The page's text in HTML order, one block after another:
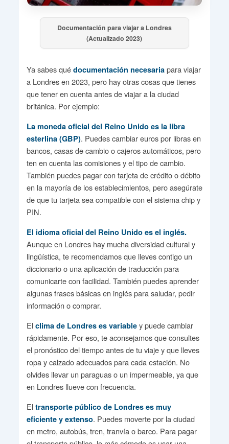
Documentación para viajar a Londres
(Actualizado 2023)
Ya sabes qué documentación necesariapara viajar
a Londres en 2023, pero hay otras cosas que tienes
que tener en cuenta antes de viajar a la ciudad
británica. Por ejemplo:
La moneda oficial del Reino Unido es la libra
esterlina (GBP). Puedes cambiar euros por libras en
bancos, casas de cambio o cajeros automáticos, pero
ten en cuenta las comisiones y el tipo de cambio.
También puedes pagar con tarjeta de crédito o débito
en la mayoría de los establecimientos, pero asegúrate
de que tu tarjeta sea compatible con el sistema chip y
PIN.
El idioma oficial del Reino Unido es el inglés.
Aunque en Londres hay mucha diversidad cultural y
lingüística, te recomendamos que lleves contigo un
diccionario o una aplicación de traducción para
comunicarte con facilidad. También puedes aprender
algunas frases básicas en inglés para saludar, pedir
información o comprar.
El clima de Londres es variabley puede cambiar
rápidamente. Por eso, te aconsejamos que consultes
el pronóstico del tiempo antes de tu viaje y que lleves
ropa y calzado adecuados para cada estación. No
olvides llevar un paraguas o un impermeable, ya que
en Londres llueve con frecuencia.
El transporte público de Londres es muy
eficiente y extenso. Puedes moverte por la ciudad
en metro, autobús, tren, tranvía o barco. Para pagar